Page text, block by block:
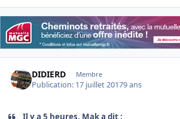
DIDIERD Membre
Publication: 17 juillet 20179 ans
Il y a 5 heures, Mak a dit :